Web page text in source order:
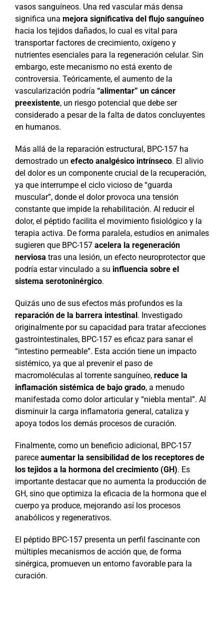
vasos sanguíneos. Una red vascular más densa
significa una mejora significativa del flujo sanguíneo
hacia los tejidos dañados, lo cual es vital para
transportar factores de crecimiento, oxígeno y
nutrientes esenciales para la regeneración celular. Sin
embargo, este mecanismo no está exento de
controversia. Teóricamente, el aumento de la
vascularización podría “alimentar” un cáncer
preexistente, un riesgo potencial que debe ser
considerado a pesar de la falta de datos concluyentes
en humanos.
Más allá de la reparación estructural, BPC-157 ha
demostrado un efecto analgésico intrínseco. El alivio
del dolor es un componente crucial de la recuperación,
ya que interrumpe el ciclo vicioso de “guarda
muscular”, donde el dolor provoca una tensión
constante que impide la rehabilitación. Al reducir el
dolor, el péptido facilita el movimiento fisiológico y la
terapia activa. De forma paralela, estudios en animales
sugieren que BPC-157 acelera la regeneración
nerviosa tras una lesión, un efecto neuroprotector que
podría estar vinculado a su influencia sobre el
sistema serotoninérgico.
Quizás uno de sus efectos más profundos es la
reparación de la barrera intestinal. Investigado
originalmente por su capacidad para tratar afecciones
gastrointestinales, BPC-157 es eficaz para sanar el
“intestino permeable”. Esta acción tiene un impacto
sistémico, ya que al prevenir el paso de
macromoléculas al torrente sanguíneo, reduce la
inflamación sistémica de bajo grado, a menudo
manifestada como dolor articular y “niebla mental”. Al
disminuir la carga inflamatoria general, cataliza y
apoya todos los demás procesos de curación.
Finalmente, como un beneficio adicional, BPC-157
parece aumentar la sensibilidad de los receptores de
los tejidos a la hormona del crecimiento (GH). Es
importante destacar que no aumenta la producción de
GH, sino que optimiza la eficacia de la hormona que el
cuerpo ya produce, mejorando así los procesos
anabólicos y regenerativos.
El péptido BPC-157 presenta un perfil fascinante con
múltiples mecanismos de acción que, de forma
sinérgica, promueven un entorno favorable para la
curación.